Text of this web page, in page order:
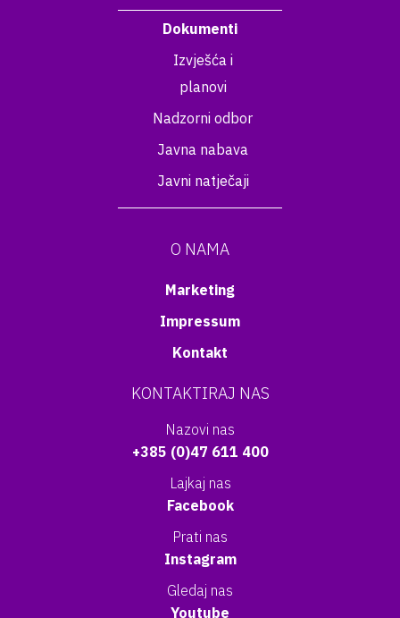
Dokumenti
Izvješća i
planovi
Nadzorni odbor
Javna nabava
Javni natječaji
O NAMA
Marketing
Impressum
Kontakt
KONTAKTIRAJ NAS
Nazovi nas
+385 (0)47 611 400
Lajkaj nas
Facebook
Prati nas
Instagram
Gledaj nas
Youtube